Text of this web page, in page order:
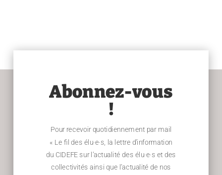
Abonnez-vous
!
Pour recevoir quotidiennement par mail
« Le fil des élu·e·s, la lettre d’information
du CIDEFE sur l’actualité des élu·e·s et des
collectivités ainsi que l’actualité de nos